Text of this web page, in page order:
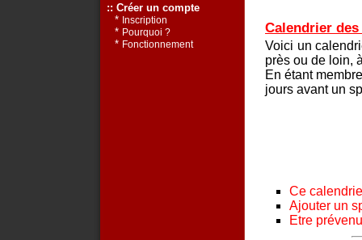
Calendrier
Voici un
près ou de loin,
En étant
jours avant un
Ce
Ajouter un
Etre
:: Créer un compte
* Inscription
* Pourquoi ?
* Fonctionnement